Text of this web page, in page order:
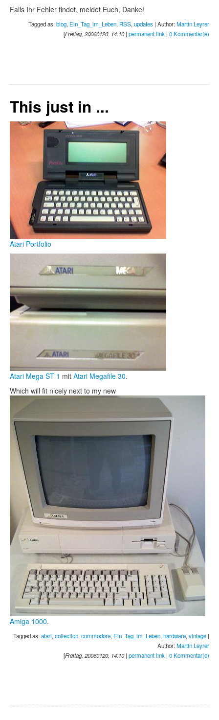
Falls Ihr Fehler findet, meldet Euch, Danke!
Tagged as:blog, Ein_Tag_im_Leben, RSS, updates | Author:Martin Leyrer
[Freitag, 20060120, 14:10| permanent link | 0 Kommentar(e)
This just in ...
Atari Portfolio
Atari Mega ST 1 mit Atari Megafile 30.
Which will fit nicely next to my new
Amiga 1000.
Tagged as:atari, collection, commodore, Ein_Tag_im_Leben, hardware, vintage |
Author:Martin Leyrer
[Freitag, 20060120, 14:10| permanent link | 0 Kommentar(e)